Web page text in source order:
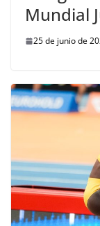
Mundial
25 de junio de